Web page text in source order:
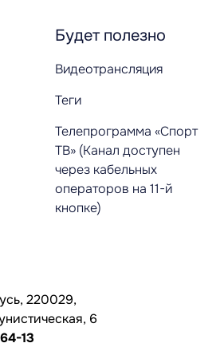
Будет полезно
Видеотрансляция
Теги
Телепрограмма «Спорт
ТВ» (Канал доступен
через кабельных
операторов на 11-й
кнопке)
220029,
6
13